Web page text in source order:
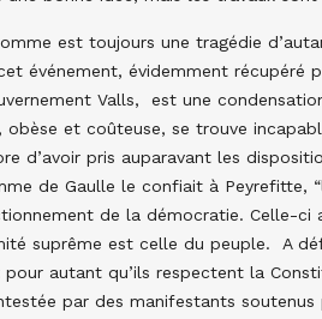
est toujours une tragédie
événement, évidemment
Valls, est une
obèse et coûteuse, se trouve
d’avoir pris auparavant les
de Gaulle le confiait à Peyrefitte,
de la démocratie. Celle-
suprême est celle du peuple. A
autant qu’ils respectent la
par des manifestants